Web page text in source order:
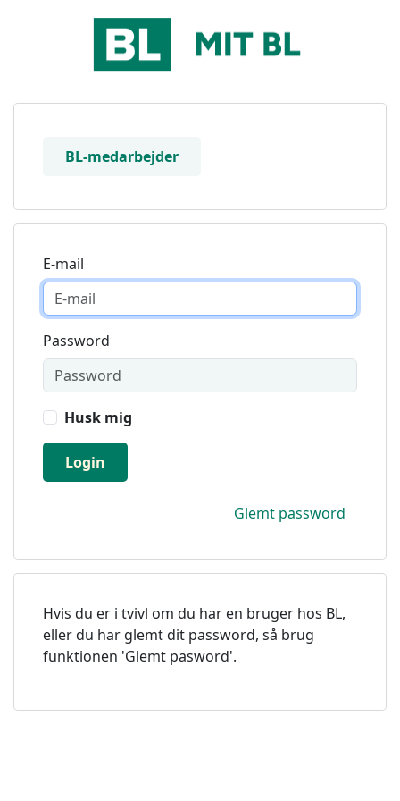
BL-medarbejder
E-mail
Password
Husk mig
Login
Glemt password
Hvis du er i tvivl om du har en bruger hos BL,
eller du har glemt dit password, så brug
funktionen 'Glemt pasword'.